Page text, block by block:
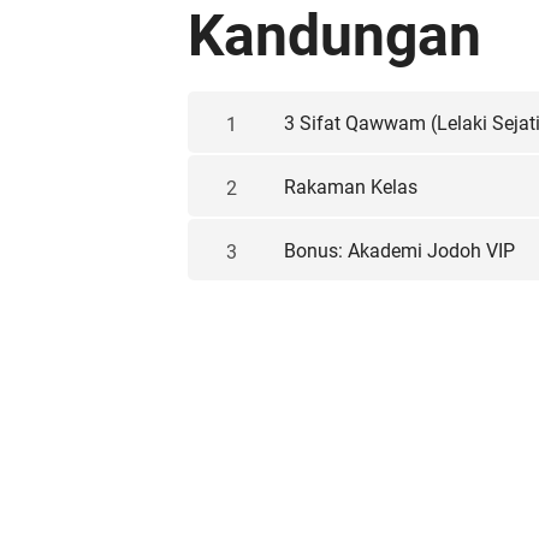
Kandungan
1 3 Sifat Qawwam (Lelaki
2 Rakaman Kelas
3 Bonus: Akademi Jodoh VIP